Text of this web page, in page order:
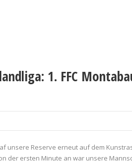
1. FFC
unsere Reserve erneut auf dem
der ersten Minute an war unsere